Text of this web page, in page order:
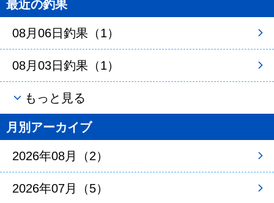
最近の釣果
08月06日釣果（1）
08月03日釣果（1）
もっと見る
月別アーカイブ
2026年08月（2）
2026年07月（5）